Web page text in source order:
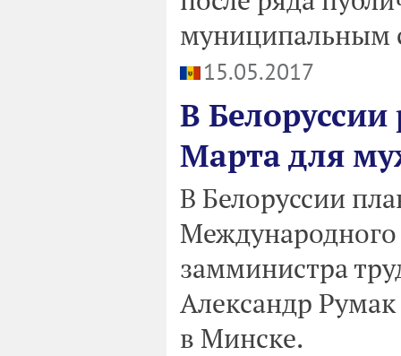
муниципальным
15.05.2017
В
Марта для
В Белоруссии
замминистра
Александр
в Минске.